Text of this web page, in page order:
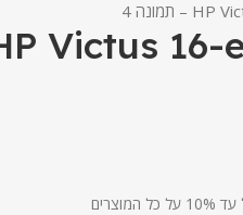
Victus 16-